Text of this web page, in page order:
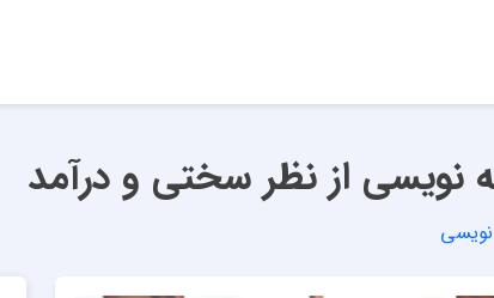
نویسی از نظر سختی و درآمد